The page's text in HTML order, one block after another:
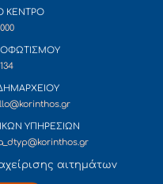
ΚΕΝΤΡΟ
ΥΠΗΡΕΣΙΩΝ
αιτημάτων